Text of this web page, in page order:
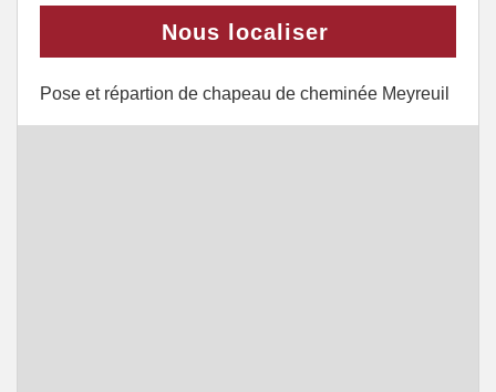
Nous localiser
Pose et répartion de chapeau de cheminée Meyreuil